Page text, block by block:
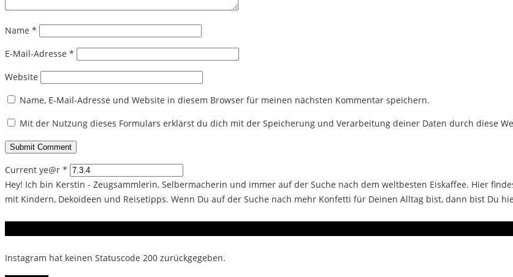
Name *
E-Mail-Adresse *
Website
Name, E-Mail-Adresse und Website in diesem Browser für meinen nächsten Kommentar speichern.
Mit der Nutzung dieses Formulars erklärst du dich mit der Speicherung und Verarbeitung deiner Daten durch diese
Current ye@r *
Hey! Ich bin Kerstin - Zeugsammlerin, Selbermacherin und immer auf der Suche nach dem weltbesten Eiskaffee. Hier
mit Kindern, Dekoideen und Reisetipps. Wenn Du auf der Suche nach mehr Konfetti für Deinen Alltag bist, dann bist Du
Instagram hat keinen Statuscode 200 zurückgegeben.